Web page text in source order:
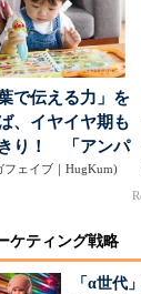
葉で伝える力」を
、イヤイヤ期も
り！ 「アンパ
ことばずかん...
フェイブ｜HugKum)
ケティング戦略
「α世代